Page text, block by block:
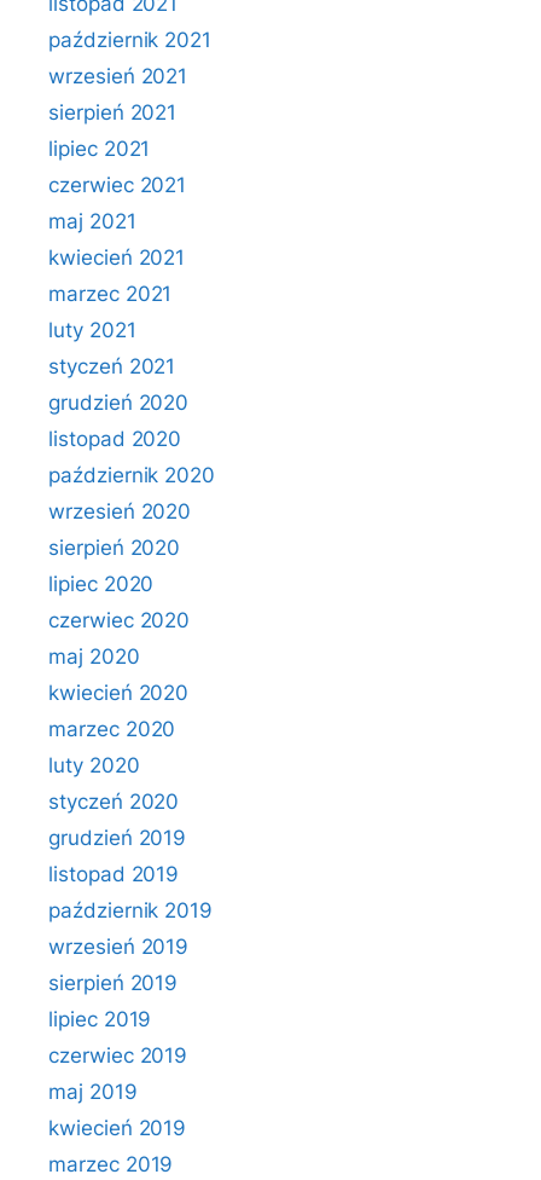
październik 2021
wrzesień 2021
sierpień 2021
lipiec 2021
czerwiec 2021
maj 2021
kwiecień 2021
marzec 2021
luty 2021
styczeń 2021
grudzień 2020
listopad 2020
październik 2020
wrzesień 2020
sierpień 2020
lipiec 2020
czerwiec 2020
maj 2020
kwiecień 2020
marzec 2020
luty 2020
styczeń 2020
grudzień 2019
listopad 2019
październik 2019
wrzesień 2019
sierpień 2019
lipiec 2019
czerwiec 2019
maj 2019
kwiecień 2019
marzec 2019